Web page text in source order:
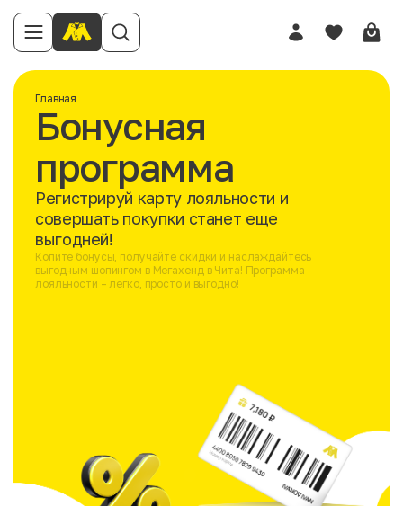
Главная
Бонусная
программа
Регистрируй карту лояльности и
совершать покупки станет еще
выгодней!
Копите бонусы, получайте скидки и наслаждайтесь
выгодным шопингом в Мегахенд в Чита! Программа
лояльности – легко, просто и выгодно!